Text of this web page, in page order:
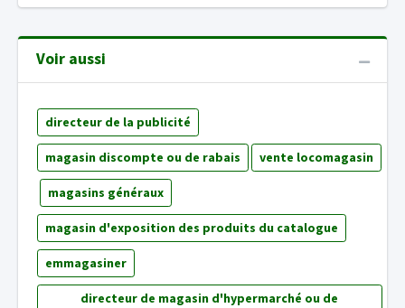
Voir aussi
directeur de la publicité
magasin discompte ou de rabais vente locomagasin
magasins généraux
magasin d'exposition des produits du catalogue
emmagasiner
directeur de magasin d'hypermarché ou de